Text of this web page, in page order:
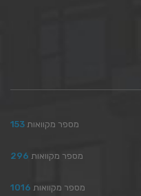
153 מספר מקוואות
296 מספר מקוואות
1016 מספר מקוואות